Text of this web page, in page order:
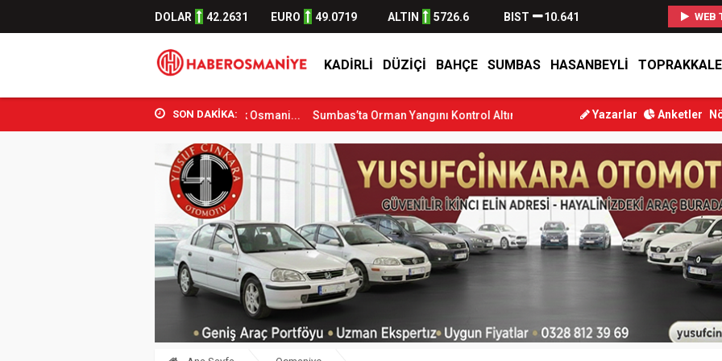
DOLAR 42.2631 EURO 49.0719 ALTIN 5726.6 BIST 10.641 WEB
KADIRLI DÜZIÇI BAHÇE SUMBAS HASANBEYLI TOPRAKKALE
SON DAKİKA:
Spor Bakanı Osman Aşkın Bak Osmani... Sumbas’ta Orman Yangını Kontrol Altına Alındı Osmaniye’de Tren Çarpması: Genç
Yazarlar Anketler